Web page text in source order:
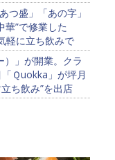
つ盛」「あの字」
華”で修業した
軽に立ち飲みで
）」が開業。クラ
Ｑuokka」が坪月
ち飲み”を出店